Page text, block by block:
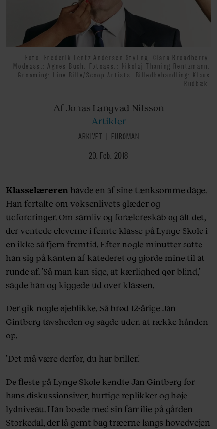
Foto: Frederik Lentz Andersen Styling: Ciara Broadberry.
Modeass.: Agnes Buch. Fotoass.: Nikolaj Thaning Rentzmann.
Grooming: Line Bille/Scoop Artists. Billedbehandling: Klaus
Rudbæk.
Af Jonas Langvad Nilsson
Artikler
ARKIVET
EUROMAN
20. Feb. 2018
Klasselæreren havde en af sine tænksomme dage.
Han fortalte om voksenlivets glæder og
udfordringer. Om samliv og forældreskab og alt det,
der ventede eleverne i femte klasse på Lynge Skole i
en ikke så fjern fremtid. Efter nogle minutter satte
han sig på kanten af katederet og gjorde mine til at
runde af. ’Så man kan sige, at kærlighed gør blind,’
sagde han og kiggede ud over klassen.
Der gik nogle øjeblikke. Så brød 12-årige Jan
Gintberg tavsheden og sagde uden at række hånden
op.
’Det må være derfor, du har briller.’
De fleste på Lynge Skole kendte Jan Gintberg for
hans diskussionsiver, hurtige replikker og høje
lydniveau. Han boede med sin familie på gården
Storkedal, der lå gemt bag træerne langs hovedvejen